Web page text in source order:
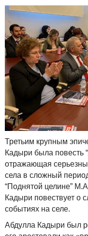
Третьим крупным
Кадыри была повесть
отражающая
села в сложный
“Поднятой целине”
Кадыри повествует о
событиях на селе.
Абдулла Кадыри был